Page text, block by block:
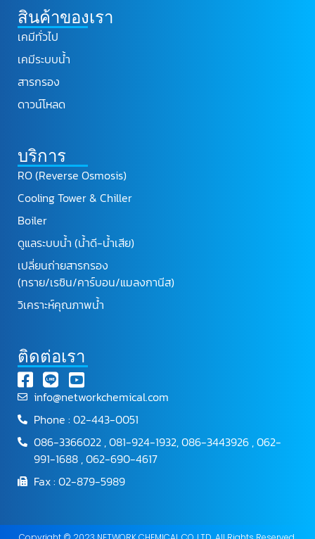
สินค้าของเรา
เคมีทั่วไป
เคมีระบบน้ำ
สารกรอง
ดาวน์โหลด
บริการ
RO (Reverse Osmosis)
Cooling Tower & Chiller
Boiler
ดูแลระบบน้ำ (น้ำดี-น้ำเสีย)
เปลี่ยนถ่ายสารกรอง
(ทราย/เรซิน/คาร์บอน/แมลงกานีส)
วิเคราะห์คุณภาพน้ำ
ติดต่อเรา
info@networkchemical.com
Phone : 02-443-0051
086-3366022 , 081-924-1932, 086-3443926 , 062-
991-1688 , 062-690-4617
Fax : 02-879-5989